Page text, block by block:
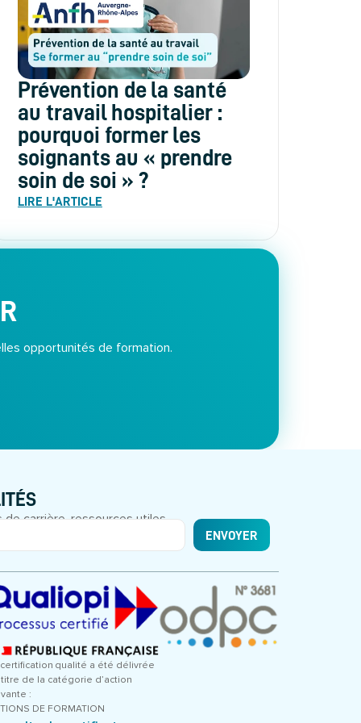
Prévention de la santé
au travail hospitalier :
pourquoi former les
soignants au « prendre
soin de soi » ?
LIRE L'ARTICLE
opportunités de formation.
carrière, ressources utiles.
ENVOYER
qualité a été délivrée
de la catégorie d’action
:
DE FORMATION